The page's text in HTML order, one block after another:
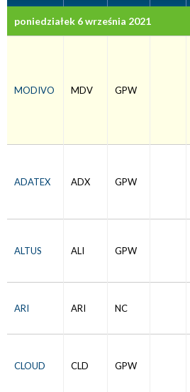
poniedziałek 6 września 2021
MODIVO MDV GPW
ADATEX ADX GPW
ALTUS ALI GPW
ARI ARI NC
CLOUD CLD GPW